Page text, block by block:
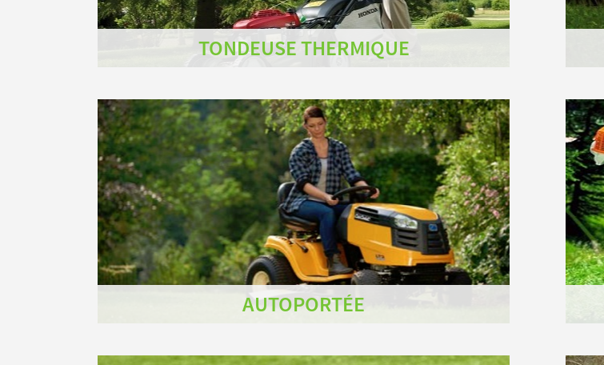
TONDEUSE THERMIQUE
AUTOPORTÉE